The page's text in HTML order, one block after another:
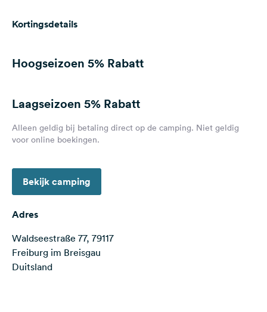
Registreren
Vragen &
Taal:
Volg
ons
op
media
Facebook
Kortingsdetails
Hoogseizoen 5% Rabatt
Laagseizoen 5% Rabatt
Alleen geldig bij betaling direct op de camping. Niet geldig
voor online boekingen.
Bekijk camping
Adres
Waldseestraße 77, 79117
Freiburg im Breisgau
Duitsland